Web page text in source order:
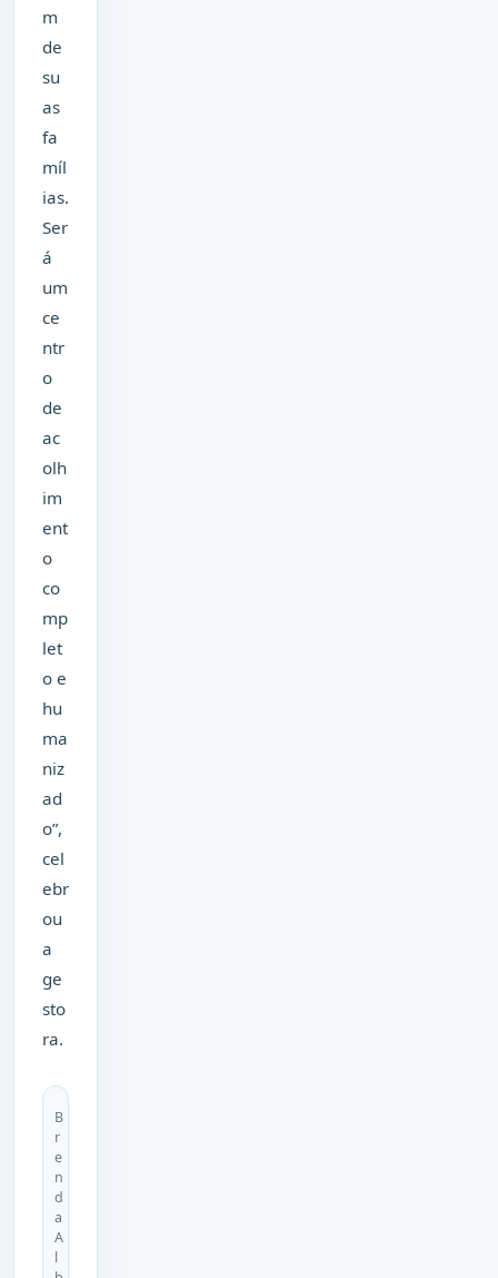
m
de
su
as
fa
míl
ias.
Ser
á
um
ce
ntr
o
de
ac
olh
im
ent
o
co
mp
let
o e
hu
ma
niz
ad
o”,
cel
ebr
ou
a
ge
sto
ra.
B
r
e
n
d
a
A
l